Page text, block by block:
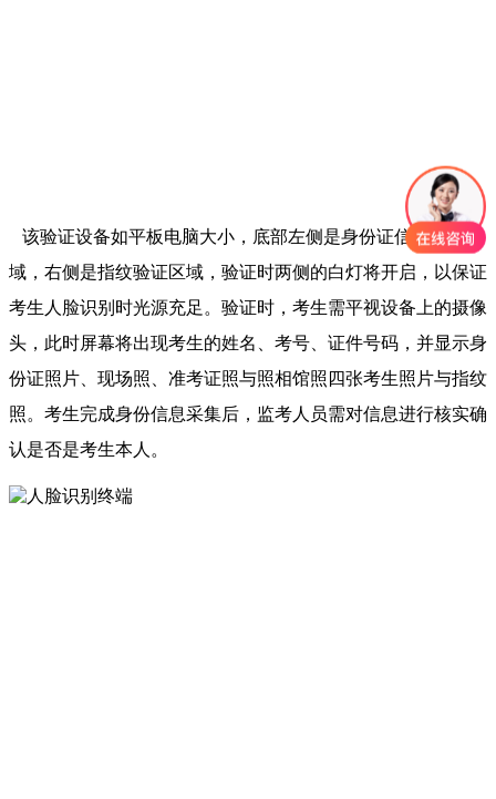
该验证设备如平板电脑大小，底部左侧是身份证信息验证区
域，右侧是指纹验证区域，验证时两侧的白灯将开启，以保证
考生人脸识别时光源充足。验证时，考生需平视设备上的摄像
头，此时屏幕将出现考生的姓名、考号、证件号码，并显示身
份证照片、现场照、准考证照与照相馆照四张考生照片与指纹
照。考生完成身份信息采集后，监考人员需对信息进行核实确
认是否是考生本人。